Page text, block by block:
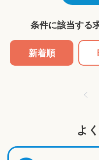
条件に該当する
新着順
よ